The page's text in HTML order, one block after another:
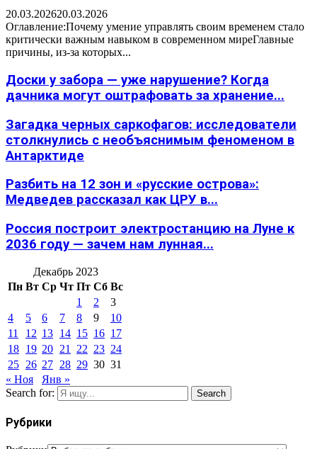
20.03.202620.03.2026
Оглавление:Почему умение управлять своим временем стало
критически важным навыком в современном миреГлавные
причины, из-за которых...
Доски у забора — уже нарушение? Когда
дачника могут оштрафовать за хранение...
Загадка черных саркофагов: исследователи
столкнулись с необъяснимым феноменом в
Антарктиде
Разбить на 12 зон и «русские острова»:
Медведев рассказал как ЦРУ в...
Россия построит электростанцию на Луне к
2036 году — зачем нам лунная...
Декабрь 2023
Пн Вт Ср Чт Пт Сб Вс
1
2
3
4
5 6 7 8 9
10
11
12 13 14 15 16 17
18 19 20 21 22 23 24
25 26 27 28 29 30 31
« Ноя
Янв »
Search for:
Search
Рубрики